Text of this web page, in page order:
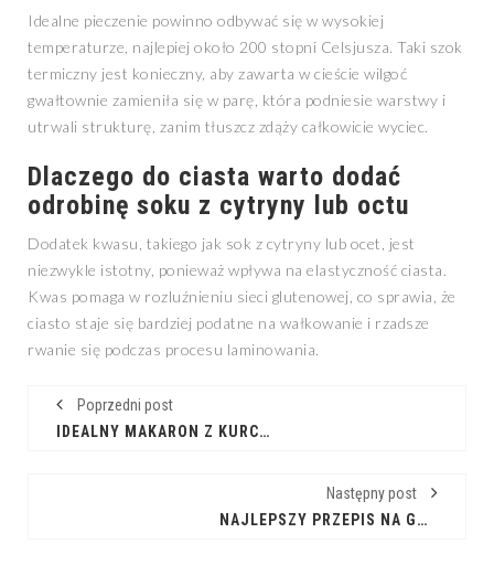
Idealne pieczenie powinno odbywać się w wysokiej
temperaturze, najlepiej około 200 stopni Celsjusza. Taki szok
termiczny jest konieczny, aby zawarta w cieście wilgoć
gwałtownie zamieniła się w parę, która podniesie warstwy i
utrwali strukturę, zanim tłuszcz zdąży całkowicie wyciec.
Dlaczego do ciasta warto dodać
odrobinę soku z cytryny lub octu
Dodatek kwasu, takiego jak sok z cytryny lub ocet, jest
niezwykle istotny, ponieważ wpływa na elastyczność ciasta.
Kwas pomaga w rozluźnieniu sieci glutenowej, co sprawia, że
ciasto staje się bardziej podatne na wałkowanie i rzadsze
rwanie się podczas procesu laminowania.
Poprzedni post
IDEALNY MAKARON Z KURCZAKIEM W SOSIE POMIDOROWYM KROK PO KROKU
Następny post
NAJLEPSZY PRZEPIS NA GOŁĄBKI Z KASZY GRYCZANEJ I PIECZAREK